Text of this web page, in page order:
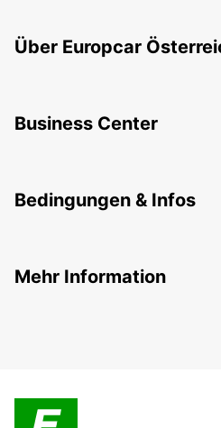
Über Europcar
Business Center
Bedingungen & Infos
Mehr Information